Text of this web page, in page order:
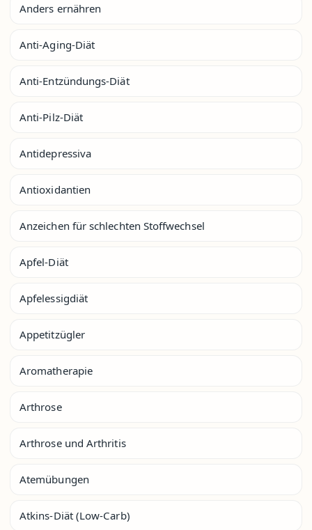
Anders ernähren
Anti-Aging-Diät
Anti-Entzündungs-Diät
Anti-Pilz-Diät
Antidepressiva
Antioxidantien
Anzeichen für schlechten Stoffwechsel
Apfel-Diät
Apfelessigdiät
Appetitzügler
Aromatherapie
Arthrose
Arthrose und Arthritis
Atemübungen
Atkins-Diät (Low-Carb)